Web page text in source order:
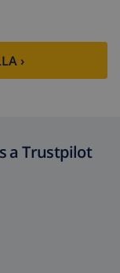
›
a Trustpilot